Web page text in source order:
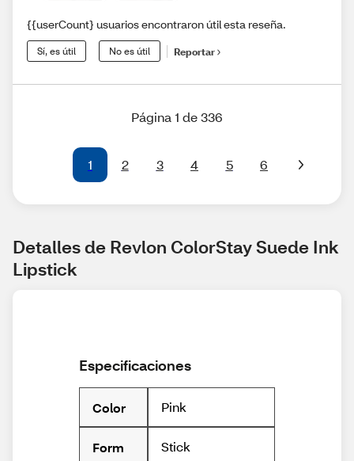
{{userCount} usuarios encontraron útil esta reseña.
Sí, es útil No es útil Reportar
Página 1 de 336
1 2 3 4 5 6
Detalles de Revlon ColorStay Suede Ink
Lipstick
Especificaciones
Color Pink
Form Stick